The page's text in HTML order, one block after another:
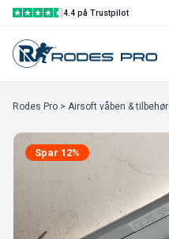
4.4 på Trustpilot
Rodes Pro > Airsoft våben & tilbehør
Spar 12%